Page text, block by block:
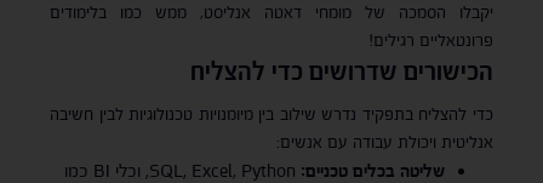
יקבלו הסמכה של מומחי דאטה אנליסט, ממש כמו בלימודים
פרונטאליים רגילים!
הכישורים שדרושים כדי להצליח
כדי להצליח בתפקיד נדרש שילוב בין מיומנויות טכנולוגיות לבין חשיבה
אנליטית ויכולת עבודה עם אנשים:
שליטה בכלים טכניים:
SQL, Excel, Python, וכלי BI כמו